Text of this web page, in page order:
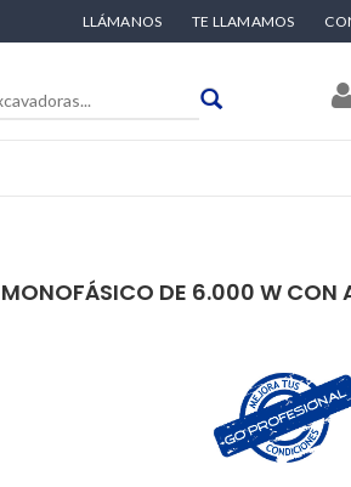
LLÁMANOS TE LLAMAMOS
DE 6.000 W CON